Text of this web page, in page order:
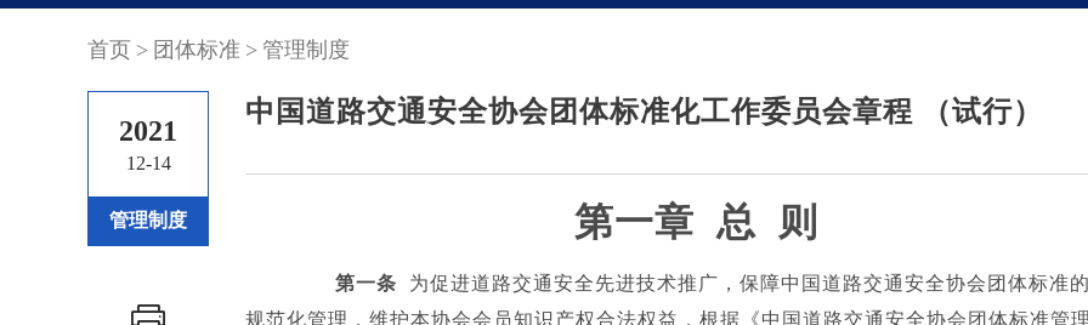
首页 > 团体标准 > 管理制度
2021
12-14
管理制度
中国道路交通安全协会团体标准化工作委员会章程 （试行）
第一章 总 则
第一条 为促进道路交通安全先进技术推广，保障中国道路交通安全协会团体标准
规范化管理，维护本协会会员知识产权合法权益，根据《中国道路交通安全协会团体标准管